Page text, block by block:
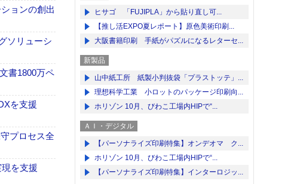
ョンの創出
ソリューシ
書1800万ペ
を支援
プロセス全
を支援
ヒサゴ 「FUJIPLA」から貼り直し可...
【推し活EXPO夏レポート】原色美術印刷...
大阪書籍印刷 手紙がパズルになるレターセ...
新製品
山中紙工所 紙製小判抜袋「プラストッテ」...
理想科学工業 小ロットのパッケージ印刷向...
ホリゾン 10月、びわこ工場内HIPで“...
ＡＩ・デジタル
【パーソナライズ印刷特集】オンデオマ ク...
ホリゾン 10月、びわこ工場内HIPで“...
【パーソナライズ印刷特集】インターロジッ...